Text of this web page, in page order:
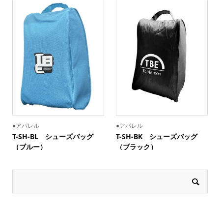
●アパレル
T-SH-BL シューズバッグ
（ブルー）
●アパレル
T-SH-BK シューズバッグ
（ブラック）